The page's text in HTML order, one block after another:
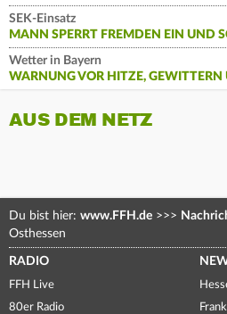
SEK-Einsatz
MANN SPERRT FREMDEN EIN UND
Wetter in Bayern
WARNUNG VOR HITZE, GEWITTERN
AUS DEM NETZ
Du bist hier: www.FFH.de >>>
Osthessen
RADIO
FFH Live
80er Radio